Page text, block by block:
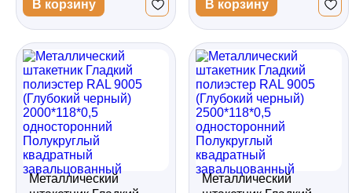
односторонний
Полукруглый
квадратный
завальцованный
В корзину
односторонний
Полукруглый
квадратный
завальцованный
В корзину
Металлический
Металлический